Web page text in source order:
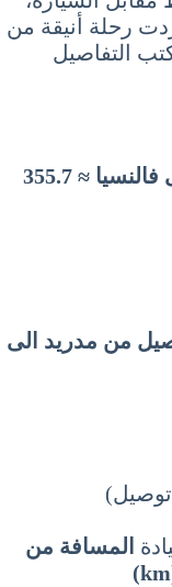
رحلة أنيقة من
التفاصيل
المسافة من مدريد الى فالنسيا ≈ 355.7
من مدريد الى
المسافة من